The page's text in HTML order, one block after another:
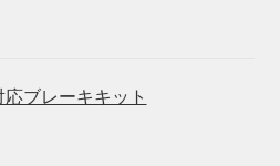
ブレーキキット